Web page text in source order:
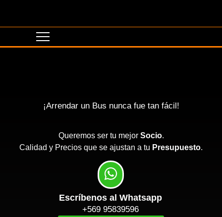
¡Arrendar un Bus nunca fue tan fácil!
Queremos ser tu mejor Socio.
Calidad y Precios que se ajustan a tu Presupuesto.
Escríbenos al Whatsapp
+569 95839596